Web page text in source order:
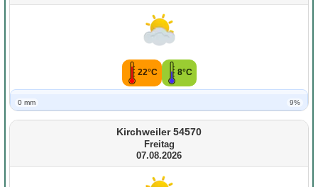
22°C 8°C
0 mm 9%
Kirchweiler 54570
Freitag
07.08.2026